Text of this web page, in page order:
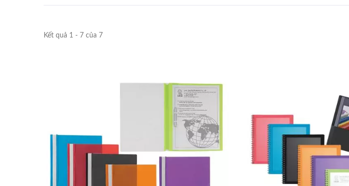
Kết quả 1 - 7 của 7